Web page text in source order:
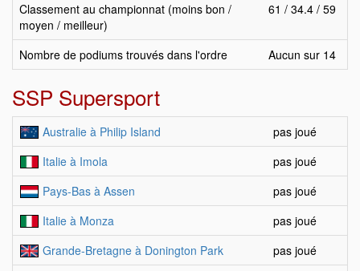
Classement au championnat (moins bon /
moyen / meilleur)
61 / 34.4 / 59
Nombre de podiums trouvés dans l'ordre Aucun sur 14
SSP Supersport
Australie à Philip Island
pas joué
Italie à Imola
pas joué
Pays-Bas à Assen
pas joué
Italie à Monza
pas joué
Grande-Bretagne à Donington Park
pas joué